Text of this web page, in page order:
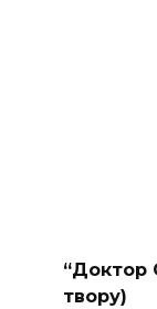
“Доктор
твору)